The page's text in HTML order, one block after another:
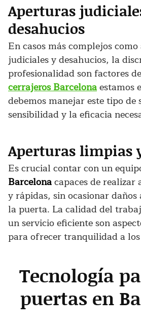
Aperturas
desahucios
En casos más complejos
judiciales y desahucios, la
profesionalidad son factores
cerrajeros Barcelonaestamos
debemos manejar este tipo de
sensibilidad y la eficacia
Aperturas limpias
Es crucial contar con un
Barcelonacapaces de
y rápidas, sin ocasionar
la puerta. La calidad del
un servicio eficiente son
para ofrecer tranquilidad a
Tecnología
puertas en